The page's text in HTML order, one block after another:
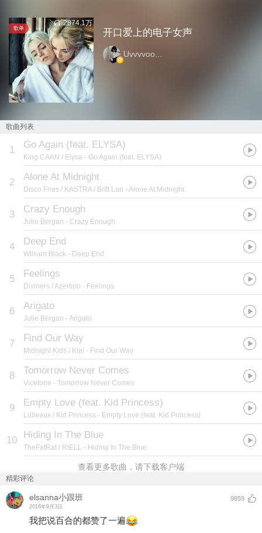
歌单
2874.1万
开口爱上的电子女声
Uvvvvoo...
歌曲列表
1 Go Again (feat. ELYSA)
King CAAN / Elysa - Go Again (feat. ELYSA)
2 Alone At Midnight
Disco Fries / KASTRA / Britt Lari - Alone At Midnight
3 Crazy Enough
Julie Bergan - Crazy Enough
4 Deep End
William Black - Deep End
5 Feelings
Diviners / Azertion - Feelings
6 Arigato
Julie Bergan - Arigato
7 Find Our Way
Midnight Kids / Klei - Find Our Way
8 Tomorrow Never Comes
Vicetone - Tomorrow Never Comes
9 Empty Love (feat. Kid Princess)
Lulleaux / Kid Princess - Empty Love (feat. Kid Princess)
10 Hiding In The Blue
TheFatRat / RIELL - Hiding In The Blue
查看更多歌曲，请下载客户端
精彩评论
elsanna小跟班
2016年9月3日
9859
我把说百合的都赞了一遍